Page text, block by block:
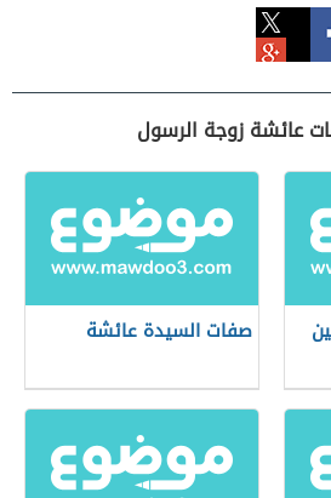
عائشة زوجة الرسول
صفات السيدة عائشة